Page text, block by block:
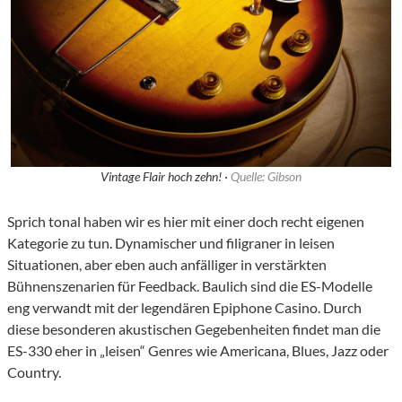
Vintage Flair hoch zehn! · Quelle: Gibson
Sprich tonal haben wir es hier mit einer doch recht eigenen
Kategorie zu tun. Dynamischer und filigraner in leisen
Situationen, aber eben auch anfälliger in verstärkten
Bühnenszenarien für Feedback. Baulich sind die ES-Modelle
eng verwandt mit der legendären Epiphone Casino. Durch
diese besonderen akustischen Gegebenheiten findet man die
ES-330 eher in „leisen“ Genres wie Americana, Blues, Jazz oder
Country.